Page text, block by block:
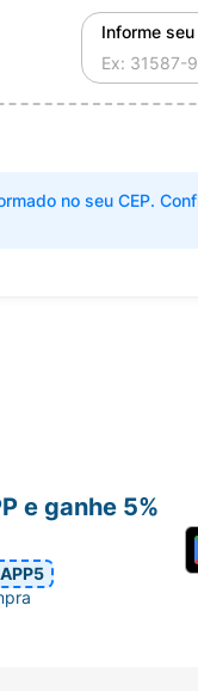
Informe seu
no seu CEP.
e ganhe 5%
APP5